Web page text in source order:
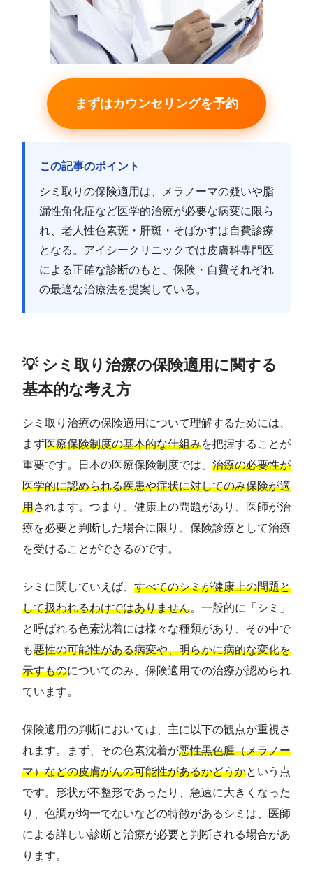
まずはカウンセリングを予約
この記事のポイント
シミ取りの保険適用は、メラノーマの疑いや脂
漏性角化症など医学的治療が必要な病変に限ら
れ、老人性色素斑・肝斑・そばかすは自費診療
となる。アイシークリニックでは皮膚科専門医
による正確な診断のもと、保険・自費それぞれ
の最適な治療法を提案している。
💡 シミ取り治療の保険適用に関する
基本的な考え方
シミ取り治療の保険適用について理解するためには、
まず医療保険制度の基本的な仕組みを把握することが
重要です。日本の医療保険制度では、 治療の必要性が
医学的に認められる疾患や症状に対してのみ保険が適
用されます。つまり、健康上の問題があり、医師が治
療を必要と判断した場合に限り、保険診療として治療
を受けることができるのです。
シミに関していえば、 すべてのシミが健康上の問題と
して扱われるわけではありません。一般的に「シミ」
と呼ばれる色素沈着には様々な種類があり、その中で
も悪性の可能性がある病変や、明らかに病的な変化を
示すものについてのみ、保険適用での治療が認められ
ています。
保険適用の判断においては、主に以下の観点が重視さ
れます。まず、その色素沈着が悪性黒色腫（メラノー
マ）などの皮膚がんの可能性があるかどうかという点
です。形状が不整形であったり、急速に大きくなった
り、色調が均一でないなどの特徴があるシミは、医師
による詳しい診断と治療が必要と判断される場合があ
ります。